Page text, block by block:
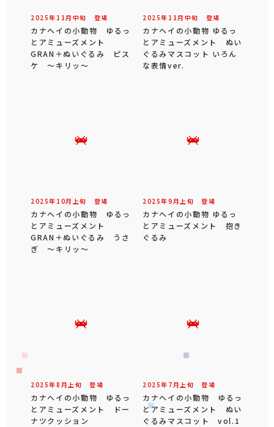
2025年 11 月 中旬 登場
カナヘイの小動物 ゆるっ
とアミューズメント
GRAN＋ぬいぐるみ ピス
ケ ～キリッ～
2025年 11 月 中旬 登場
カナヘイの小動物 ゆるっ
とアミューズメント ぬい
ぐるみマスコット いろん
な表情ver.
2025年 10月 上旬 登場
カナヘイの小動物 ゆるっ
とアミューズメント
GRAN＋ぬいぐるみ うさ
ぎ ～キリッ～
2025年9 月 上旬 登場
カナヘイの小動物 ゆるっ
とアミューズメント 抱き
ぐるみ
2025年8 月 上旬 登場
カナヘイの小動物 ゆるっ
とアミューズメント ドー
ナツクッション
2025年 7 月 上旬 登場
カナヘイの小動物 ゆるっ
とアミューズメント ぬい
ぐるみマスコット vol.1